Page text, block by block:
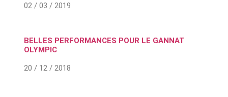
02 / 03 / 2019
BELLES PERFORMANCES POUR LE GANNAT
OLYMPIC
20 / 12 / 2018